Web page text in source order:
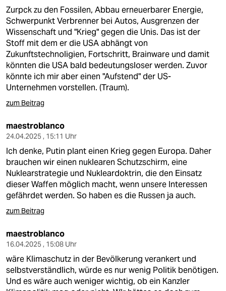
Zurpck zu den Fossilen, Abbau erneuerbarer Energie,
Schwerpunkt Verbrenner bei Autos, Ausgrenzen der
Wissenschaft und "Krieg" gegen die Unis. Das ist der
Stoff mit dem er die USA abhängt von
Zukunftstechnoligien, Fortschritt, Brainware und damit
könnten die USA bald bedeutungsloser werden. Zuvor
könnte ich mir aber einen "Aufstend" der US-
Unternehmen vorstellen. (Traum).
zum Beitrag
maestroblanco
24.04.2025 , 15:11 Uhr
Ich denke, Putin plant einen Krieg gegen Europa. Daher
brauchen wir einen nuklearen Schutzschirm, eine
Nuklearstrategie und Nukleardoktrin, die den Einsatz
dieser Waffen möglich macht, wenn unsere Interessen
gefährdet werden. So haben es die Russen ja auch.
zum Beitrag
maestroblanco
16.04.2025 , 15:08 Uhr
wäre Klimaschutz in der Bevölkerung verankert und
selbstverständlich, würde es nur wenig Politik benötigen.
Und es wäre auch weniger wichtig, ob ein Kanzler